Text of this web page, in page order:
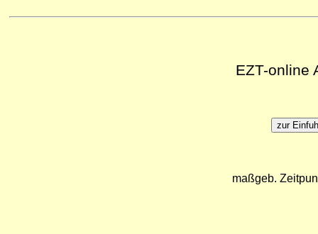
EZT-online
maßgeb.